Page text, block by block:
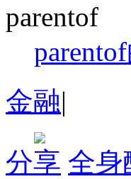
parentof
金融|
分享 全身